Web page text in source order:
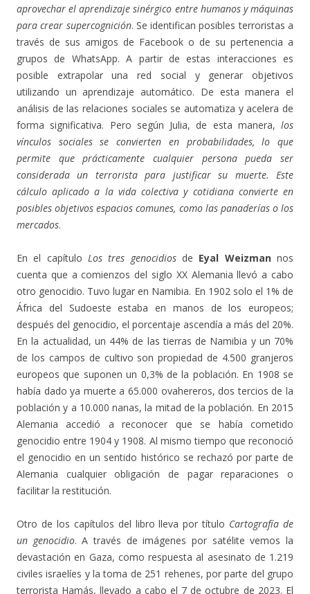
aprovechar el aprendizaje sinérgico entre humanos y máquinas
para crear supercognición. Se identifican posibles terroristas a
través de sus amigos de Facebook o de su pertenencia a
grupos de WhatsApp. A partir de estas interacciones es
posible extrapolar una red social y generar objetivos
utilizando un aprendizaje automático. De esta manera el
análisis de las relaciones sociales se automatiza y acelera de
forma significativa. Pero según Julia, de esta manera, los
vínculos sociales se convierten en probabilidades, lo que
permite que prácticamente cualquier persona pueda ser
considerada un terrorista para justificar su muerte. Este
cálculo aplicado a la vida colectiva y cotidiana convierte en
posibles objetivos espacios comunes, como las panaderías o los
mercados.
En el capítulo Los tres genocidiosde Eyal Weizmannos
cuenta que a comienzos del siglo XX Alemania llevó a cabo
otro genocidio. Tuvo lugar en Namibia. En 1902 solo el 1% de
África del Sudoeste estaba en manos de los europeos;
después del genocidio, el porcentaje ascendía a más del 20%.
En la actualidad, un 44% de las tierras de Namibia y un 70%
de los campos de cultivo son propiedad de 4.500 granjeros
europeos que suponen un 0,3% de la población. En 1908 se
había dado ya muerte a 65.000 ovahereros, dos tercios de la
población y a 10.000 nanas, la mitad de la población. En 2015
Alemania accedió a reconocer que se había cometido
genocidio entre 1904 y 1908. Al mismo tiempo que reconoció
el genocidio en un sentido histórico se rechazó por parte de
Alemania cualquier obligación de pagar reparaciones o
facilitar la restitución.
Otro de los capítulos del libro lleva por título Cartografía de
un genocidio. A través de imágenes por satélite vemos la
devastación en Gaza, como respuesta al asesinato de 1.219
civiles israelíes y la toma de 251 rehenes, por parte del grupo
terrorista Hamás, llevado a cabo el 7 de octubre de 2023. El